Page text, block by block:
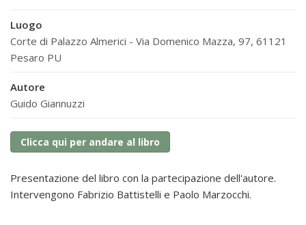
Luogo
Corte di Palazzo Almerici - Via Domenico Mazza, 97, 61121
Pesaro PU
Autore
Guido Giannuzzi
Clicca qui per andare al libro
Presentazione del libro con la partecipazione dell'autore.
Intervengono Fabrizio Battistelli e Paolo Marzocchi.